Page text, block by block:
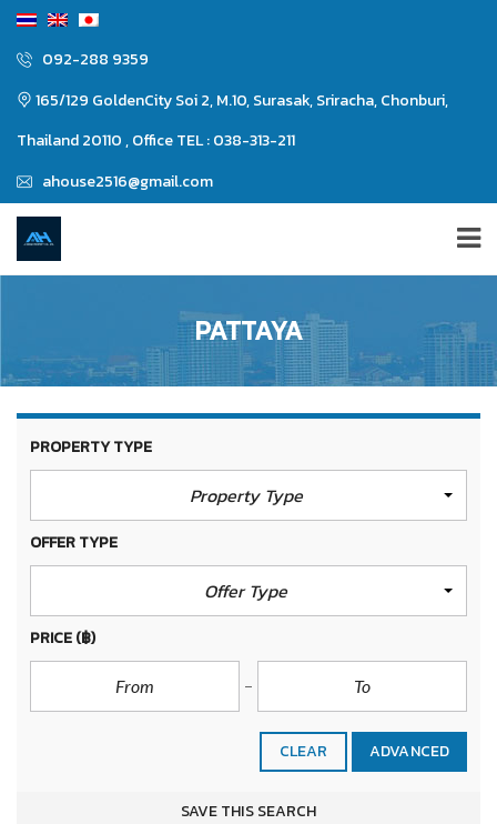
092-288 9359
165/129 GoldenCity Soi 2, M.10, Surasak, Sriracha, Chonburi,
Thailand 20110 , Office TEL : 038-313-211
ahouse2516@gmail.com
PATTAYA
PROPERTY TYPE
Property Type
OFFER TYPE
Offer Type
PRICE(฿)
CLEAR ADVANCED
SAVE THIS SEARCH